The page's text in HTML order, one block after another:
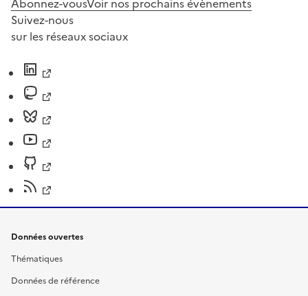
Abonnez-vousVoir nos prochains évènements
Suivez-nous
sur les réseaux sociaux
Données ouvertes
Thématiques
Données de référence